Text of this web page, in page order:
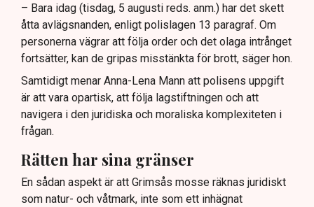
– Bara idag (tisdag, 5 augusti reds. anm.) har det skett
åtta avlägsnanden, enligt polislagen 13 paragraf. Om
personerna vägrar att följa order och det olaga intrånget
fortsätter, kan de gripas misstänkta för brott, säger hon.
Samtidigt menar Anna-Lena Mann att polisens uppgift
är att vara opartisk, att följa lagstiftningen och att
navigera i den juridiska och moraliska komplexiteten i
frågan.
Rätten har sina gränser
En sådan aspekt är att Grimsås mosse räknas juridiskt
som natur- och våtmark, inte som ett inhägnat